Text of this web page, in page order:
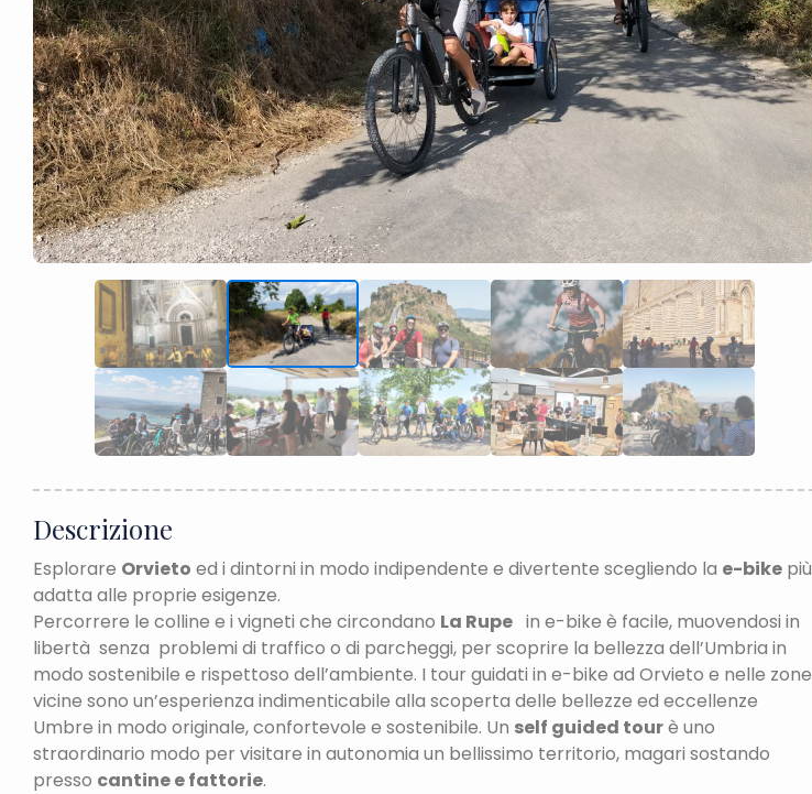
Descrizione
Esplorare Orvieto ed i dintorni in modo indipendente e divertente scegliendo la e-bike più
adatta alle proprie esigenze.
Percorrere le colline e i vigneti che circondano La Rupe in e-bike è facile, muovendosi in
libertà senza problemi di traffico o di parcheggi, per scoprire la bellezza dell’Umbria in
modo sostenibile e rispettoso dell’ambiente. I tour guidati in e-bike ad Orvieto e nelle zone
vicine sono un’esperienza indimenticabile alla scoperta delle bellezze ed eccellenze
Umbre in modo originale, confortevole e sostenibile. Un self guided tourè uno
straordinario modo per visitare in autonomia un bellissimo territorio, magari sostando
presso cantine e fattorie.